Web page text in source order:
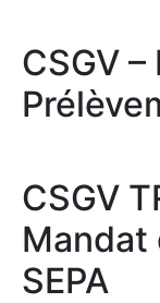
CSGV
CSGV
Mandat
SEPA